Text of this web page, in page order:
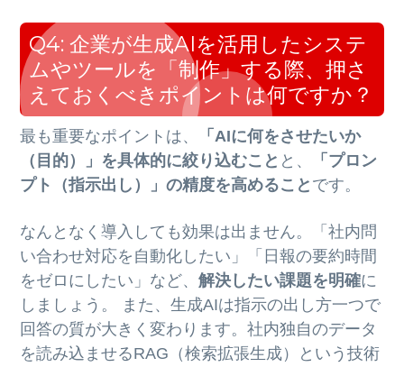
Q4: 企業が生成AIを活用したシステ
ムやツールを「制作」する際、押さ
えておくべきポイントは何ですか？
最も重要なポイントは、
「AIに何をさせたいか
（目的）」を具体的に絞り込むこと と、
「プロン
プト（指示出し）」の精度を高めること です。
なんとなく導入しても効果は出ません。「社内問
い合わせ対応を自動化したい」「日報の要約時間
をゼロにしたい」など、解決したい課題を明確に
しましょう。 また、生成AIは指示の出し方一つで
回答の質が大きく変わります。社内独自のデータ
を読み込ませるRAG（検索拡張生成）という技術